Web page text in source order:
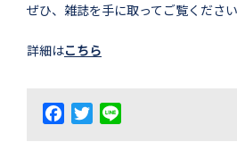
ぜひ、雑誌を手に取ってご覧ください
詳細はこちら
FacebookTwitter